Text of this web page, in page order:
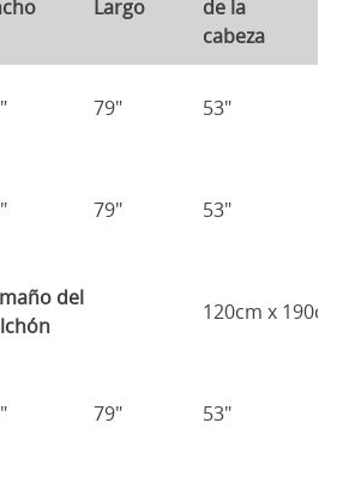
Largo
de la
cabeza
79" 53"
79" 53"
del
120cm x
79" 53"